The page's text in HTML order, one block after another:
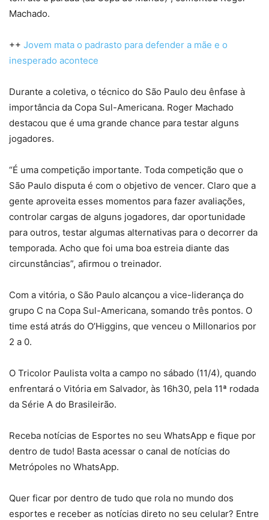
Machado.
++ Jovem mata o padrasto para defender a mãe e o
inesperado acontece
Durante a coletiva, o técnico do São Paulo deu ênfase à
importância da Copa Sul-Americana. Roger Machado
destacou que é uma grande chance para testar alguns
jogadores.
“É uma competição importante. Toda competição que o
São Paulo disputa é com o objetivo de vencer. Claro que a
gente aproveita esses momentos para fazer avaliações,
controlar cargas de alguns jogadores, dar oportunidade
para outros, testar algumas alternativas para o decorrer da
temporada. Acho que foi uma boa estreia diante das
circunstâncias”, afirmou o treinador.
Com a vitória, o São Paulo alcançou a vice-liderança do
grupo C na Copa Sul-Americana, somando três pontos. O
time está atrás do O’Higgins, que venceu o Millonarios por
2 a 0.
O Tricolor Paulista volta a campo no sábado (11/4), quando
enfrentará o Vitória em Salvador, às 16h30, pela 11ª rodada
da Série A do Brasileirão.
Receba notícias de Esportes no seu WhatsApp e fique por
dentro de tudo! Basta acessar o canal de notícias do
Metrópoles no WhatsApp.
Quer ficar por dentro de tudo que rola no mundo dos
esportes e receber as notícias direto no seu celular? Entre